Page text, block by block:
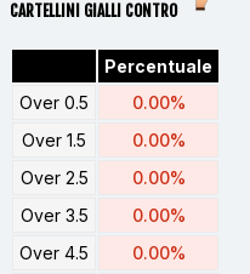
CARTELLINI GIALLI CONTRO
Percentuale
Over 0.5
0.00%
Over 1.5
0.00%
Over 2.5
0.00%
Over 3.5
0.00%
Over 4.5
0.00%